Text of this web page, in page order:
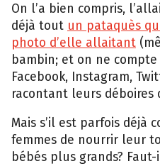
On l’a bien compris,
déjà tout un pataquès
photo d’elle allaitant
bambin; et on ne
Facebook, Instagram,
racontant leurs déboires
Mais s’il est parfois déjà
femmes de nourrir leur
bébés plus grands?